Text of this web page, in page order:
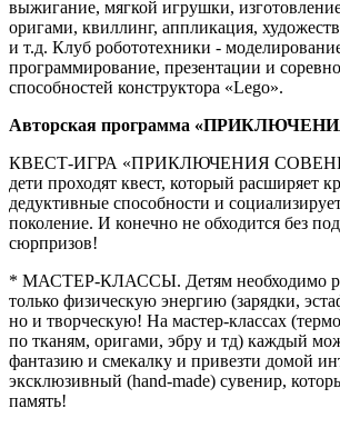
выжигание, мягкой игрушки,
оригами, квиллинг, аппликация,
и т.д. Клуб робототехники -
программирование, презентации и
способностей конструктора «Lego».
Авторская программа
КВЕСТ-ИГРА «ПРИКЛЮЧЕНИЯ
дети проходят квест, который расширяет
дедуктивные способности и
поколение. И конечно не обходится без
сюрпризов!
* МАСТЕР-КЛАССЫ. Детям необходимо
только физическую энергию (зарядки,
но и творческую! На мастер-классах
по тканям, оригами, эбру и тд) каждый
фантазию и смекалку и привезти домой
эксклюзивный (hand-made) сувенир,
память!